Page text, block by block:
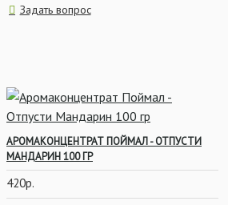
Задать вопрос
АРОМАКОНЦЕНТРАТ ПОЙМАЛ - ОТПУСТИ
МАНДАРИН 100 ГР
420р.